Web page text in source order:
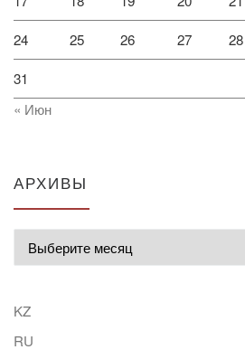
24 25 26 27 28
31
« Июн
АРХИВЫ
KZ
RU